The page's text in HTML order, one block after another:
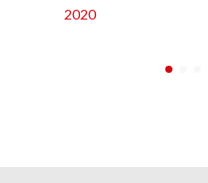
2020